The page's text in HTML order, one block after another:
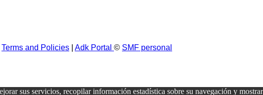
Terms and Policies Adk Portal © SMF personal
sus servicios, recopilar información estadística sobre su navegación y